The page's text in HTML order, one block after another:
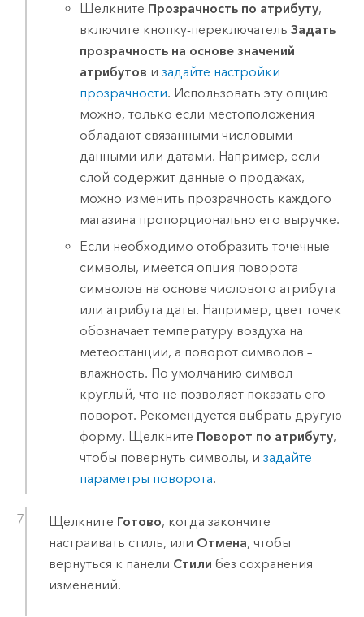
Щелкните Прозрачность по атрибуту,
включите кнопку-переключательЗадать
прозрачность на основе значений
атрибутов изадайте настройки
прозрачности. Использовать эту опцию
можно, только если местоположения
обладают связанными числовыми
данными или датами. Например, если
слой содержит данные о продажах,
можно изменить прозрачность каждого
магазина пропорционально его выручке.
Если необходимо отобразить точечные
символы, имеется опция поворота
символов на основе числового атрибута
или атрибута даты. Например, цвет точек
обозначает температуру воздуха на
метеостанции, а поворот символов –
влажность. По умолчанию символ
круглый, что не позволяет показать его
поворот. Рекомендуется выбрать другую
форму. Щелкните Поворот по атрибуту,
чтобы повернуть символы, изадайте
параметры поворота.
Щелкните Готово, когда закончите
настраивать стиль, или Отмена, чтобы
вернуться к панели Стили без сохранения
изменений.